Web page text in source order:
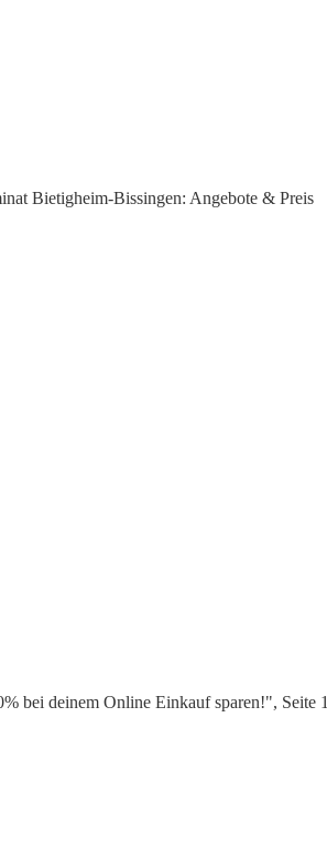
Bietigheim-Bissingen: Angebote & Preis
bei deinem Online Einkauf sparen!", Seite 1